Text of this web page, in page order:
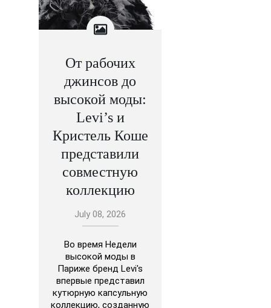
От рабочих
джинсов до
высокой моды:
Levi’s и
Кристель Коше
представили
совместную
коллекцию
July 08, 2026
Во время Недели
высокой моды в
Париже бренд Levi's
впервые представил
кутюрную капсульную
коллекцию, созданную